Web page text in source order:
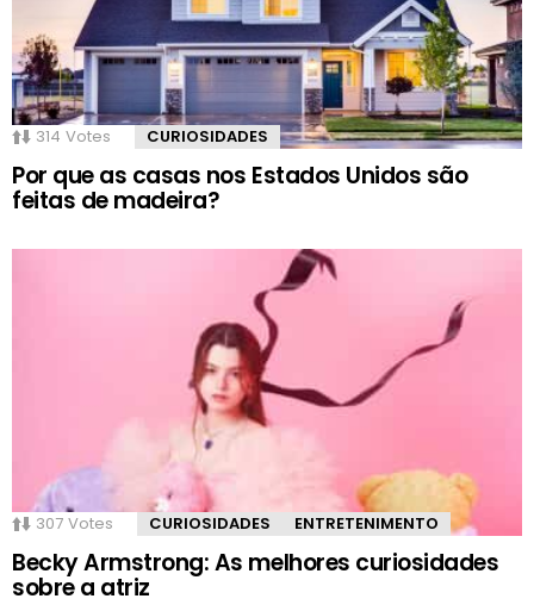
314 Votes CURIOSIDADES
Por que as casas nos Estados Unidos são
feitas de madeira?
307 Votes CURIOSIDADES ENTRETENIMENTO
Becky Armstrong: As melhores curiosidades
sobre a atriz